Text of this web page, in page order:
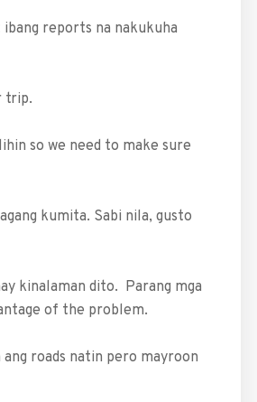
ibang reports na nakukuha
trip.
so we need to make sure
kumita. Sabi nila, gusto
kinalaman dito. Parang mga
of the problem.
ang roads natin pero mayroon